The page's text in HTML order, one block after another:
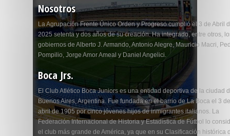
Nosotros
La Agrupación Frente Único Orden y Progreso cumplió el 3 de Abril
2025 setenta y dos años de su creación. Ha integrado, entre otros,
gobiernos de Alberto J. Armando, Antonio Alegre, Mauricio Macri,
Pompilio, Jorge Amor Ameal y Daniel Angelici.
Boca Jrs.
El Club Atlético Boca Juniors es una entidad deportiva de la ciudad
Buenos Aires, Argentina. Fue fundada en el barrio de La Boca el 3 de
abril de 1905 por cinco jóvenes hijos de inmigrantes italianos. La
Federación Internacional de Historia y Estadística de Fútbol lo
el club más grande de América, ya que en su Clasificación histórica